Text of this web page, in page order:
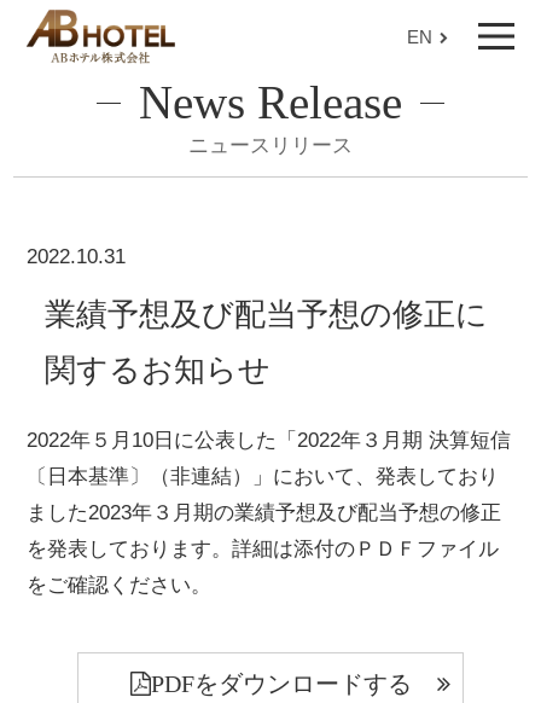
EN
News Release
ニュースリリース
2022.10.31
業績予想及び配当予想の修正に
関するお知らせ
2022年５月10日に公表した「2022年３月期 決算短信
〔日本基準〕（非連結）」において、発表しており
ました2023年３月期の業績予想及び配当予想の修正
を発表しております。詳細は添付のＰＤＦファイル
をご確認ください。
PDFをダウンロードする